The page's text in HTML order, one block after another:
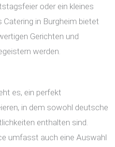
oder ein kleines
Catering in Burgheim bietet
Gerichten und
werden.
es, ein perfekt
in dem sowohl deutsche
enthalten sind.
umfasst auch eine Auswahl